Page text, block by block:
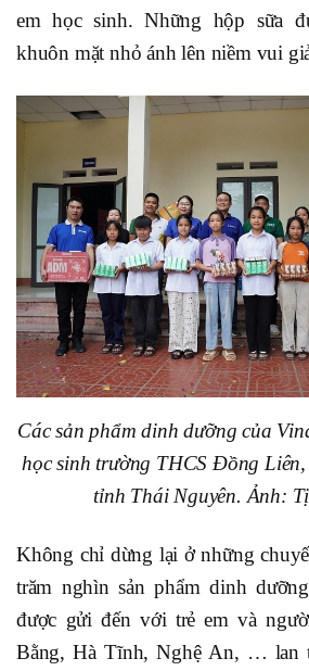
em học sinh. Những hộp sữa
khuôn mặt nhỏ ánh lên niềm vui
Các sản phẩm dinh dưỡng của
học sinh trường THCS Đồng
tỉnh Thái Nguyên. Ảnh:
Không chỉ dừng lại ở những
trăm nghìn sản phẩm dinh
được gửi đến với trẻ em và
Bằng, Hà Tĩnh, Nghệ An, … lan